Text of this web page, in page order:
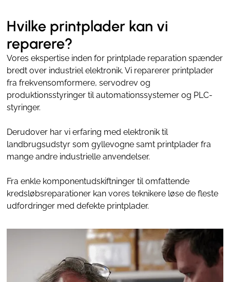
Hvilke printplader kan vi
reparere?
Vores ekspertise inden for printplade reparation spænder
bredt over industriel elektronik. Vi reparerer printplader
fra frekvensomformere, servodrev og
produktionsstyringer til automationssystemer og PLC-
styringer.
Derudover har vi erfaring med elektronik til
landbrugsudstyr som gyllevogne samt printplader fra
mange andre industrielle anvendelser.
Fra enkle komponentudskiftninger til omfattende
kredsløbsreparationer kan vores teknikere løse de fleste
udfordringer med defekte printplader.